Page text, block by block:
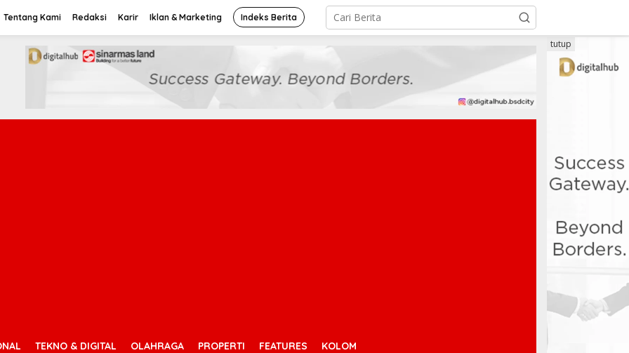
Tentang Kami Redaksi Karir Iklan & Marketing Indeks Berita
TEKNO & DIGITAL OLAHRAGA PROPERTI FEATURES KOLOM
tutup